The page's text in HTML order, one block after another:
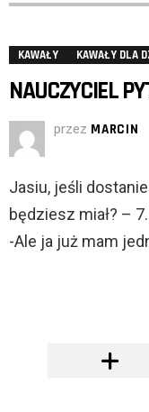
KAWAŁY KAWAŁY DLA
NAUCZYCIEL
przez MARCIN
Jasiu, jeśli
będziesz miał? –
-Ale ja już mam